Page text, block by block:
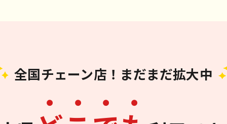
全国チェーン店！まだまだ拡大中